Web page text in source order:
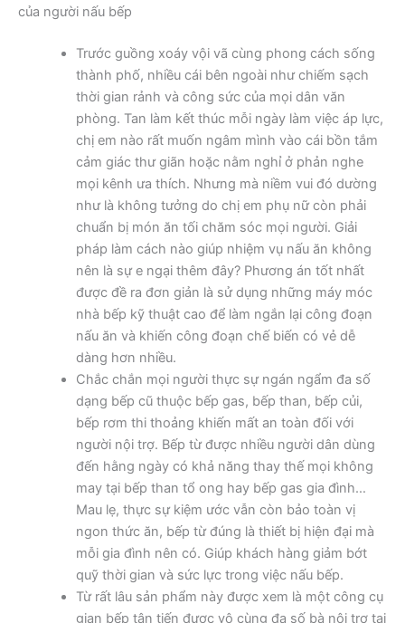
của người nấu bếp
Trước guồng xoáy vội vã cùng phong cách sống
thành phố, nhiều cái bên ngoài như chiếm sạch
thời gian rảnh và công sức của mọi dân văn
phòng. Tan làm kết thúc mỗi ngày làm việc áp lực,
chị em nào rất muốn ngâm mình vào cái bồn tắm
cảm giác thư giãn hoặc nằm nghỉ ở phản nghe
mọi kênh ưa thích. Nhưng mà niềm vui đó dường
như là không tưởng do chị em phụ nữ còn phải
chuẩn bị món ăn tối chăm sóc mọi người. Giải
pháp làm cách nào giúp nhiệm vụ nấu ăn không
nên là sự e ngại thêm đây? Phương án tốt nhất
được đề ra đơn giản là sử dụng những máy móc
nhà bếp kỹ thuật cao để làm ngắn lại công đoạn
nấu ăn và khiến công đoạn chế biến có vẻ dễ
dàng hơn nhiều.
Chắc chắn mọi người thực sự ngán ngẩm đa số
dạng bếp cũ thuộc bếp gas, bếp than, bếp củi,
bếp rơm thi thoảng khiến mất an toàn đối với
người nội trợ. Bếp từ được nhiều người dân dùng
đến hằng ngày có khả năng thay thế mọi không
may tại bếp than tổ ong hay bếp gas gia đình…
Mau lẹ, thực sự kiệm ước vẫn còn bảo toàn vị
ngon thức ăn, bếp từ đúng là thiết bị hiện đại mà
mỗi gia đình nên có. Giúp khách hàng giảm bớt
quỹ thời gian và sức lực trong việc nấu bếp.
Từ rất lâu sản phẩm này được xem là một công cụ
gian bếp tân tiến được vô cùng đa số bà nội trợ tại